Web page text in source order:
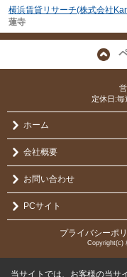
横浜賃貸リサーチ(株式会社
蓮寺
定休日:毎
ホーム
会社概要
お問い合わせ
PCサイト
プライバシーポ
Copyright(c)
当サイトでは、お客様の当サ